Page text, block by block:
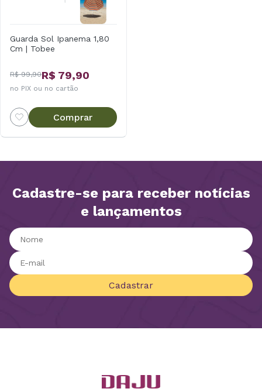
Guarda Sol Ipanema 1,80
Cm | Tobee
R$ 99,90R$ 79,90
no PIX ou no cartão
Comprar
Cadastre-se para receber notícias
e lançamentos
Cadastrar